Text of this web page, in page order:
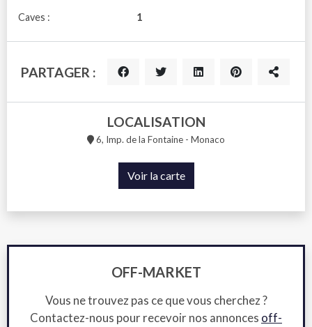
Caves : 1
PARTAGER :
LOCALISATION
6, Imp. de la Fontaine - Monaco
Voir la carte
OFF-MARKET
Vous ne trouvez pas ce que vous cherchez ?
Contactez-nous pour recevoir nos annonces off-